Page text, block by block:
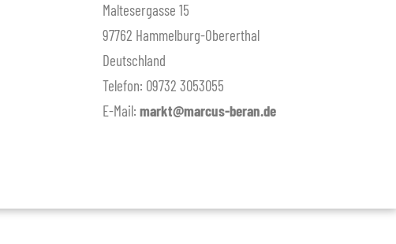
Maltesergasse 15
97762 Hammelburg-Obererthal
Deutschland
Telefon: 09732 3053055
E-Mail: markt@marcus-beran.de